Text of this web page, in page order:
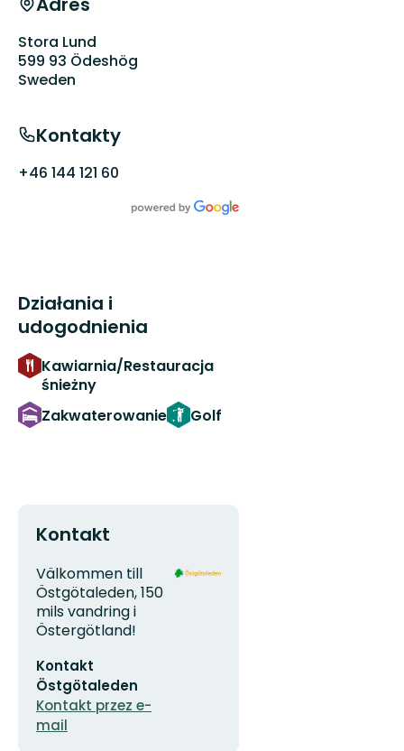
Stora Lund
599 93 Ödeshög
Sweden
Kontakty
+46 144 121 60
Działania i
udogodnienia
Kawiarnia/Restauracja
śnieżny
Zakwaterowanie
Golf
Kontakt
Adres
Välkommen till
Östgötaleden, 150
mils vandring i
Östergötland!
e-
mail
Kontakt
Östgötaleden
Kontakt przez e-
mail
Logotyp